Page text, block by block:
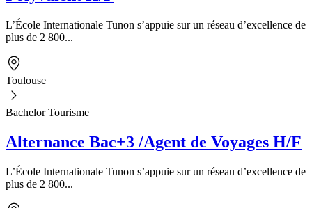
L’École Internationale Tunon s’appuie sur un réseau d’excellence de
plus de 2 800...
Toulouse
Bachelor Tourisme
Alternance Bac+3 /Agent de Voyages H/F
L’École Internationale Tunon s’appuie sur un réseau d’excellence de
plus de 2 800...